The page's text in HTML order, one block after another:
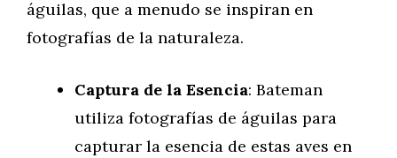
águilas, que a menudo se inspiran en
fotografías de la naturaleza.
Captura de la Esencia: Bateman
utiliza fotografías de águilas para
capturar la esencia de estas aves en